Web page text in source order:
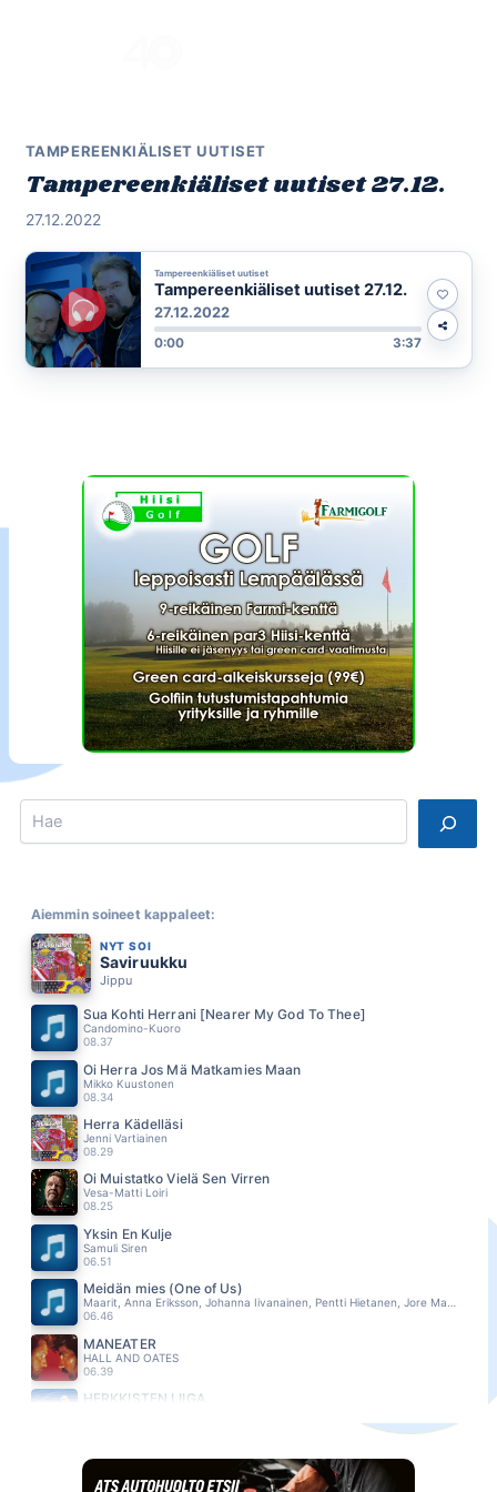
TAMPEREENKIÄLISET UUTISET
Tampereenkiäliset uutiset 27.12.
27.12.2022
Tampereenkiäliset uutiset
Tampereenkiäliset uutiset 27.12.
27.12.2022
0:00 3:37
Search
Aiemmin soineet kappaleet:
NYT SOI
Saviruukku
Jippu
Sua Kohti Herrani [Nearer My God To Thee]
Candomino-Kuoro
08.37
Oi Herra Jos Mä Matkamies Maan
Mikko Kuustonen
08.34
Herra Kädelläsi
Jenni Vartiainen
08.29
Oi Muistatko Vielä Sen Virren
Vesa-Matti Loiri
08.25
Yksin En Kulje
Samuli Siren
06.51
Meidän mies (One of Us)
06.46
MANEATER
HALL AND OATES
06.39
HERKKISTEN LIIGA
AKSEL KANKAANRANTA
06.33